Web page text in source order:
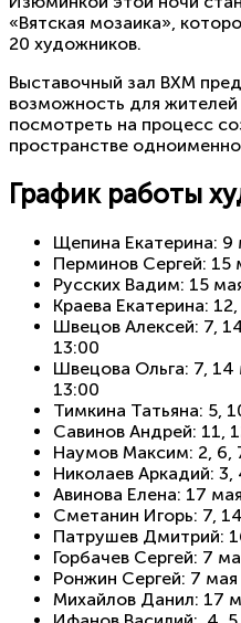
«Вятская мозаика»,
20 художников.
Выставочный зал ВХМ
возможность для
посмотреть на процесс
пространстве
График работы
Щепина Екатерина: 9
Перминов Сергей: 15
Русских Вадим: 15
Краева Екатерина:
Швецов Алексей: 7,
13:00
Швецова Ольга: 7,
13:00
Тимкина Татьяна: 5,
Савинов Андрей: 11,
Наумов Максим: 2, 6,
Николаев Аркадий: 3,
Авинова Елена: 17
Сметанин Игорь: 7,
Патрушев Дмитрий:
Горбачев Сергей: 7
Ронжин Сергей: 7
Михайлов Данил: 17